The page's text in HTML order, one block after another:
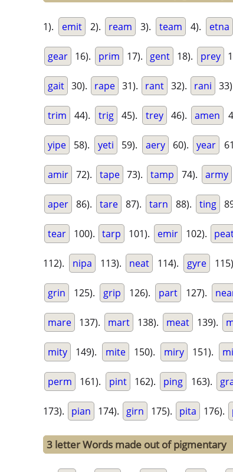
1). emit 2). ream 3). team 4). etna
gear 16). prim 17). gent 18). prey
gait 30). rape 31). rant 32). rani
trim 44). trig 45). trey 46). amen
yipe 58). yeti 59). aery 60). year
amir 72). tape 73). tamp 74). army
aper 86). tare 87). tarn 88). ting
tear 100). tarp 101). emir 102).
112). nipa 113). neat 114). gyre
grin 125). grip 126). part 127).
mare 137). mart 138). meat 139).
mity 149). mite 150). miry 151).
perm 161). pint 162). ping 163).
173). pian 174). girn 175). pita 176).
3 letter Words made out of pigmentary